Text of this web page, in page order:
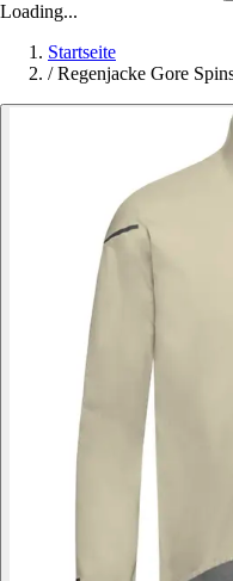
Loading...
Startseite
/ Regenjacke Gore